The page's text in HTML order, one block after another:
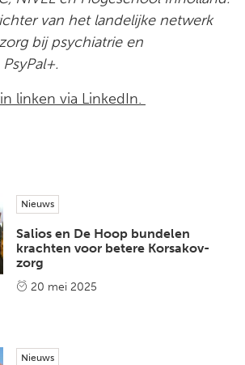
van het landelijke netwerk
bij psychiatrie en
linken via LinkedIn.
Nieuws
Salios en De Hoop bundelen
krachten voor betere Korsakov-
zorg
20 mei 2025
Nieuws